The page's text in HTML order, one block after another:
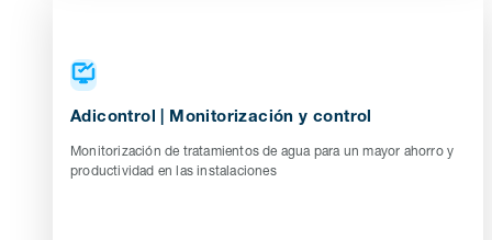
Adicontrol | Monitorización y control
Monitorización de tratamientos de agua para un mayor ahorro y
productividad en las instalaciones